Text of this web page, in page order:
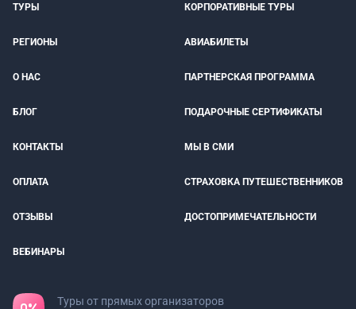
ТУРЫ КОРПОРАТИВНЫЕ ТУРЫ
РЕГИОНЫ АВИАБИЛЕТЫ
О НАС ПАРТНЕРСКАЯ ПРОГРАММА
БЛОГ ПОДАРОЧНЫЕ СЕРТИФИКАТЫ
КОНТАКТЫ МЫ В СМИ
ОПЛАТА СТРАХОВКА ПУТЕШЕСТВЕННИКОВ
ОТЗЫВЫ ДОСТОПРИМЕЧАТЕЛЬНОСТИ
ВЕБИНАРЫ
Туры от прямых организаторов